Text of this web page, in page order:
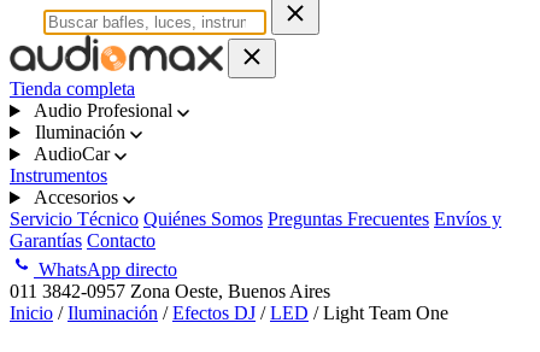
Tienda completa
Audio Profesional
Iluminación
AudioCar
Instrumentos
Accesorios
Servicio Técnico Quiénes Somos Preguntas Frecuentes Envíos y
Garantías Contacto
WhatsApp directo
011 3842-0957 Zona Oeste, Buenos Aires
Inicio /Iluminación /Efectos DJ /LED / Light Team One